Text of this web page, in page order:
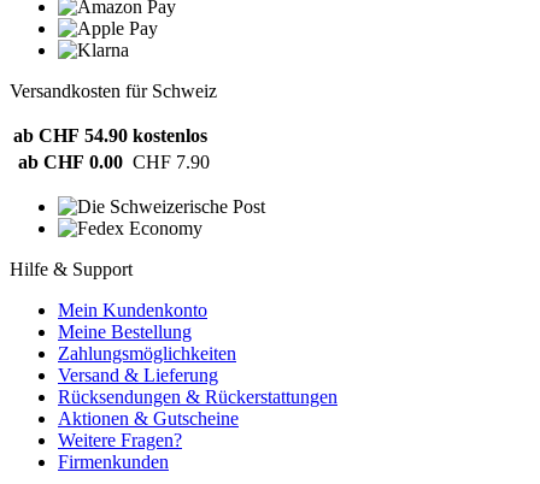
Versandkosten für Schweiz
ab CHF 54.90 kostenlos
ab CHF 0.00 CHF 7.90
Hilfe & Support
Mein Kundenkonto
Meine Bestellung
Zahlungsmöglichkeiten
Versand & Lieferung
Rücksendungen & Rückerstattungen
Aktionen & Gutscheine
Weitere Fragen?
Firmenkunden